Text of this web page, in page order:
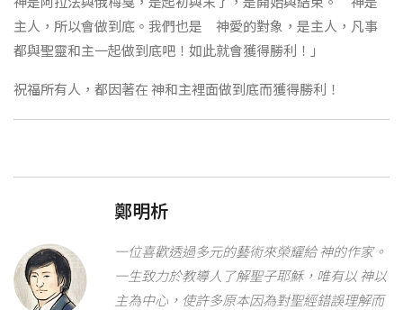
主人，所以會做到底。我們也是 神愛的對象，是主人，凡事
都與聖靈和主一起做到底吧！如此就會獲得勝利！」
祝福所有人，都因著在 神和主裡面做到底而獲得勝利！
鄭明析
一位喜歡透過多元的藝術來榮耀給 神的作家。
一生致力於教導人了解聖子耶穌，唯有以 神以
主為中心，使許多原本因為對聖經錯誤理解而